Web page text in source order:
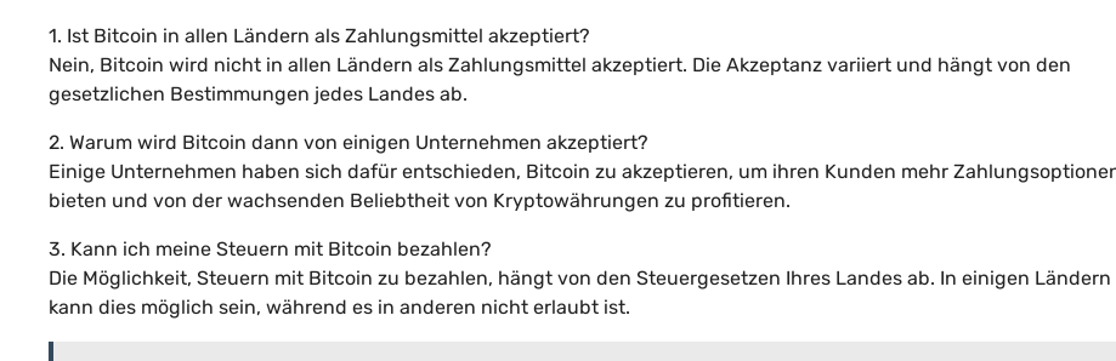
1. Ist Bitcoin in allen Ländern als Zahlungsmittel akzeptiert?
Nein, Bitcoin wird nicht in allen Ländern als Zahlungsmittel akzeptiert. Die Akzeptanz variiert und hängt von den
gesetzlichen Bestimmungen jedes Landes ab.
2. Warum wird Bitcoin dann von einigen Unternehmen akzeptiert?
Einige Unternehmen haben sich dafür entschieden, Bitcoin zu akzeptieren, um ihren Kunden mehr
bieten und von der wachsenden Beliebtheit von Kryptowährungen zu profitieren.
3. Kann ich meine Steuern mit Bitcoin bezahlen?
Die Möglichkeit, Steuern mit Bitcoin zu bezahlen, hängt von den Steuergesetzen Ihres Landes ab. In einigen Ländern
kann dies möglich sein, während es in anderen nicht erlaubt ist.